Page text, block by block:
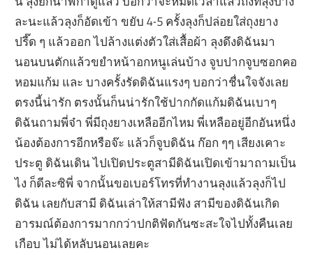
ละนะแล้วลุงก็อัดเข้า ขยับ 4-5 ครั้งลุงก็ปล่อยใส่ถุงยาง
ปรี๊ด ๆ แล้วออก ไปล้างแต่งตัวใส่เสื้อผ้า ลุงดึงดิฉันมา
นอนบนตักแล้วขยำหน้าอกหนูเล่นบ้าง จูบปากจูบซอกคอ
หอมแก้ม และ บางครั้งรัดดิฉันแรงๆ บอกว่าชื่นใจจังเลย
ตรงนี้น่ารัก ตรงนั้นก็นน่ารักใช้ปากกัดแก้มดิฉันเบาๆ
ดิฉันถามพี่จ๋า พี่มีถุงยางเหลืออีกไหม พี่เหลืออยู่อีกอันหนึ่ง
น้องต้องการอีกหรือจ๊ะ แล้วก็จูบดิฉัน ก๊อก ๆๆ เสียงเคาะ
ประตู ดิฉันเดิน ไปเปิดประตูสามีดิฉันเปิดเข้ามาถามเป็น
ไง ก็ดีละซิพี่ จากนั้นขอเบอร์โทรที่ทำงานลุงแล้วลุงก็ไป
ดิฉัน เลยกับสามี ดิฉันเล่าให้สามีฟัง สามีของดิฉันเกิด
อารมณ์ต้องการมากกว่าปกติฟัดกันซะสะใจไปทั้งคืนเลย
เกือบ ไม่ได้หลับนอนเลยคะ